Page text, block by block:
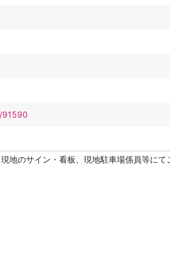
91590
のサイン・看板、現地駐車場係員等にて